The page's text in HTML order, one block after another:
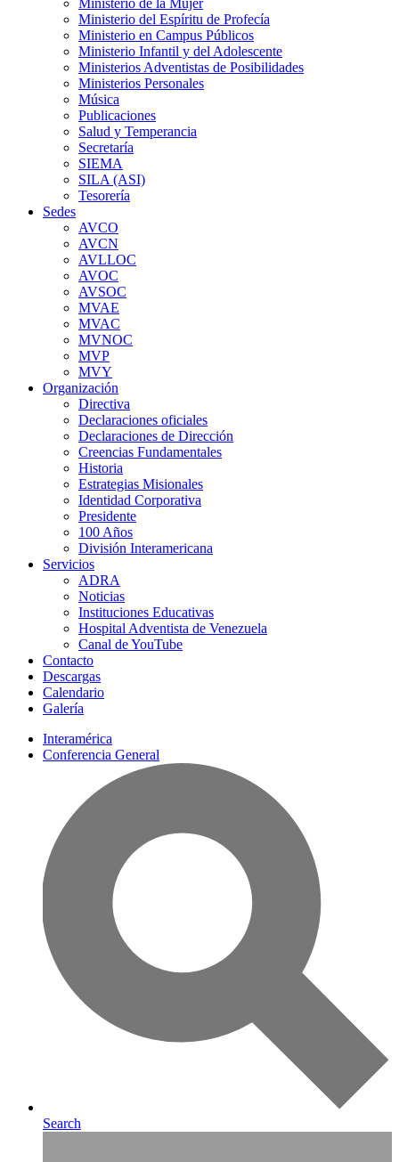
Ministerio del Espíritu de Profecía
Ministerio en Campus Públicos
Ministerio Infantil y del Adolescente
Ministerios Adventistas de Posibilidades
Ministerios Personales
Música
Publicaciones
Salud y Temperancia
Secretaría
SIEMA
SILA (ASI)
Tesorería
Sedes
AVCO
AVCN
AVLLOC
AVOC
AVSOC
MVAE
MVAC
MVNOC
MVP
MVY
Organización
Directiva
Declaraciones oficiales
Declaraciones de Dirección
Creencias Fundamentales
Historia
Estrategias Misionales
Identidad Corporativa
Presidente
100 Años
División Interamericana
Servicios
ADRA
Noticias
Instituciones Educativas
Hospital Adventista de Venezuela
Canal de YouTube
Contacto
Descargas
Calendario
Galería
Interamérica
Conferencia General
Search